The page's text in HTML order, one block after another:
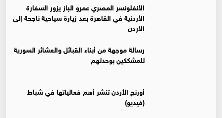
الأنفلونسر المصري عمرو الباز يزور السفارة
الأردنية في القاهرة بعد زيارة سياحية ناجحة إلى
الأردن
رسالة موجهة من أبناء القبائل والعشائر السورية
للمشككين بوحدتهم
أورنج الأردن تنشر أهم فعالياتها في شباط
(فيديو)